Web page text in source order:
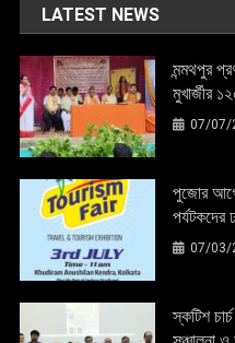
LATEST NEWS
মন্মথপুর
মুখার্জীর
07/07/
পুজোর আগে
পর্যটকদের
07/03/
স্কটিশ